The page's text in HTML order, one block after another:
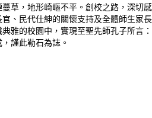
草，地形崎嶇不平。創校之路，深切
、民代仕紳的關懷支持及全體師生家
雅的校園中，實現至聖先師孔子所言
謹此勒石為誌。